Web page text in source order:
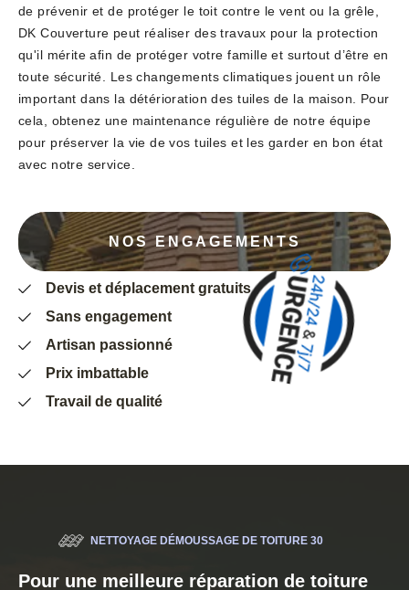
de prévenir et de protéger le toit contre le vent ou la grêle,
DK Couverture peut réaliser des travaux pour la protection
qu'il mérite afin de protéger votre famille et surtout d’être en
toute sécurité. Les changements climatiques jouent un rôle
important dans la détérioration des tuiles de la maison. Pour
cela, obtenez une maintenance régulière de notre équipe
pour préserver la vie de vos tuiles et les garder en bon état
avec notre service.
NOS ENGAGEMENTS
Devis et déplacement gratuits
Sans engagement
Artisan passionné
Prix imbattable
Travail de qualité
NETTOYAGE DÉMOUSSAGE DE TOITURE 30
Pour une meilleure réparation de toiture